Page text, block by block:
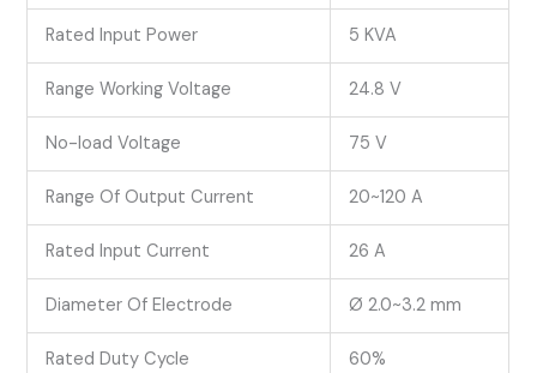
Rated Input Power 5 KVA
Range Working Voltage 24.8 V
No-load Voltage 75 V
Range Of Output Current 20~120 A
Rated Input Current 26 A
Diameter Of Electrode Ø 2.0~3.2 mm
Rated Duty Cycle 60%